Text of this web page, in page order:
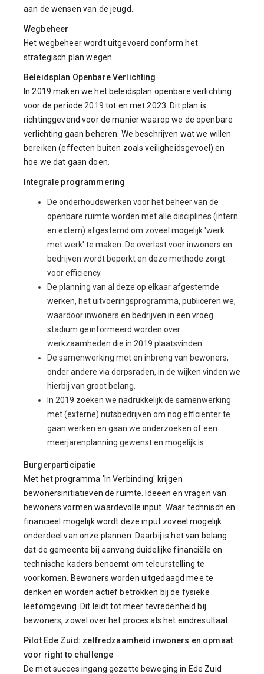
aan de wensen van de jeugd.
Wegbeheer
Het wegbeheer wordt uitgevoerd conform het
strategisch plan wegen.
Beleidsplan Openbare Verlichting
In 2019 maken we het beleidsplan openbare verlichting
voor de periode 2019 tot en met 2023. Dit plan is
richtinggevend voor de manier waarop we de openbare
verlichting gaan beheren. We beschrijven wat we willen
bereiken (effecten buiten zoals veiligheidsgevoel) en
hoe we dat gaan doen.
Integrale programmering
De onderhoudswerken voor het beheer van de
openbare ruimte worden met alle disciplines (intern
en extern) afgestemd om zoveel mogelijk 'werk
met werk' te maken. De overlast voor inwoners en
bedrijven wordt beperkt en deze methode zorgt
voor efficiency.
De planning van al deze op elkaar afgestemde
werken, het uitvoeringsprogramma, publiceren we,
waardoor inwoners en bedrijven in een vroeg
stadium geïnformeerd worden over
werkzaamheden die in 2019 plaatsvinden.
De samenwerking met en inbreng van bewoners,
onder andere via dorpsraden, in de wijken vinden we
hierbij van groot belang.
In 2019 zoeken we nadrukkelijk de samenwerking
met (externe) nutsbedrijven om nog efficiënter te
gaan werken en gaan we onderzoeken of een
meerjarenplanning gewenst en mogelijk is.
Burgerparticipatie
Met het programma 'In Verbinding' krijgen
bewonersinitiatieven de ruimte. Ideeën en vragen van
bewoners vormen waardevolle input. Waar technisch en
financieel mogelijk wordt deze input zoveel mogelijk
onderdeel van onze plannen. Daarbij is het van belang
dat de gemeente bij aanvang duidelijke financiële en
technische kaders benoemt om teleurstelling te
voorkomen. Bewoners worden uitgedaagd mee te
denken en worden actief betrokken bij de fysieke
leefomgeving. Dit leidt tot meer tevredenheid bij
bewoners, zowel over het proces als het eindresultaat.
Pilot Ede Zuid: zelfredzaamheid inwoners en opmaat
voor right to challenge
De met succes ingang gezette beweging in Ede Zuid